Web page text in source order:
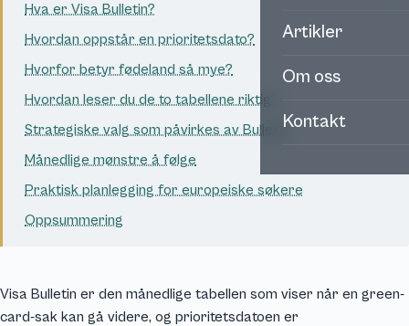
Artikler
Om oss
Kontakt
Hva er Visa Bulletin?
Hvordan oppstår en prioritetsdato?
Hvorfor betyr fødeland så mye?
Hvordan leser du de to tabellene riktig?
Strategiske valg som påvirkes av Bulletin
Månedlige mønstre å følge
Praktisk planlegging for europeiske søkere
Oppsummering
Visa Bulletin er den månedlige tabellen som viser når en green-
card-sak kan gå videre, og prioritetsdatoen er